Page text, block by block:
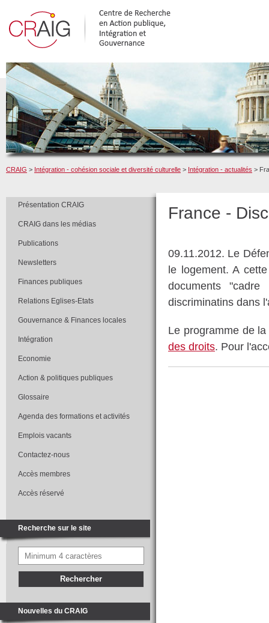
CRAIG > Intégration - cohésion sociale et diversité culturelle > Intégration - actualités >
Présentation CRAIG
CRAIG dans les médias
Publications
Newsletters
Finances publiques
Relations Eglises-Etats
Gouvernance & Finances locales
Intégration
Economie
Action & politiques publiques
Glossaire
Agenda des formations et activités
Emplois vacants
Contactez-nous
Accès membres
Accès réservé
Recherche sur le site
Nouvelles du CRAIG
France -
09.11.2012. Le
le logement. A
documents
discriminatins dans
Le programme de
des droits. Pour